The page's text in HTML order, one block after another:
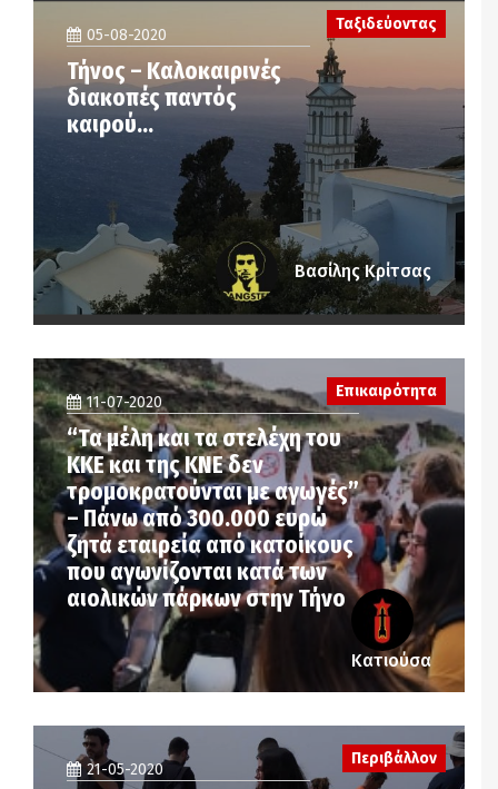
05-08-2020
Τήνος – Καλοκαιρινές
διακοπές παντός
καιρού…
Ταξιδεύοντας
Βασίλης Κρίτσας
Επικαιρότητα
11-07-2020
“Τα μέλη και τα στελέχη του
ΚΚΕ και της ΚΝΕ δεν
τρομοκρατούνται με αγωγές”
– Πάνω από 300.000 ευρώ
ζητά εταιρεία από κατοίκους
που αγωνίζονται κατά των
αιολικών πάρκων στην Τήνο
Κατιούσα
21-05-2020
Περιβάλλον